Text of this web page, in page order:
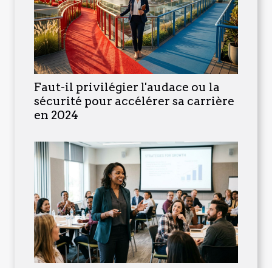
Faut-il privilégier l'audace ou la
sécurité pour accélérer sa carrière
en 2024